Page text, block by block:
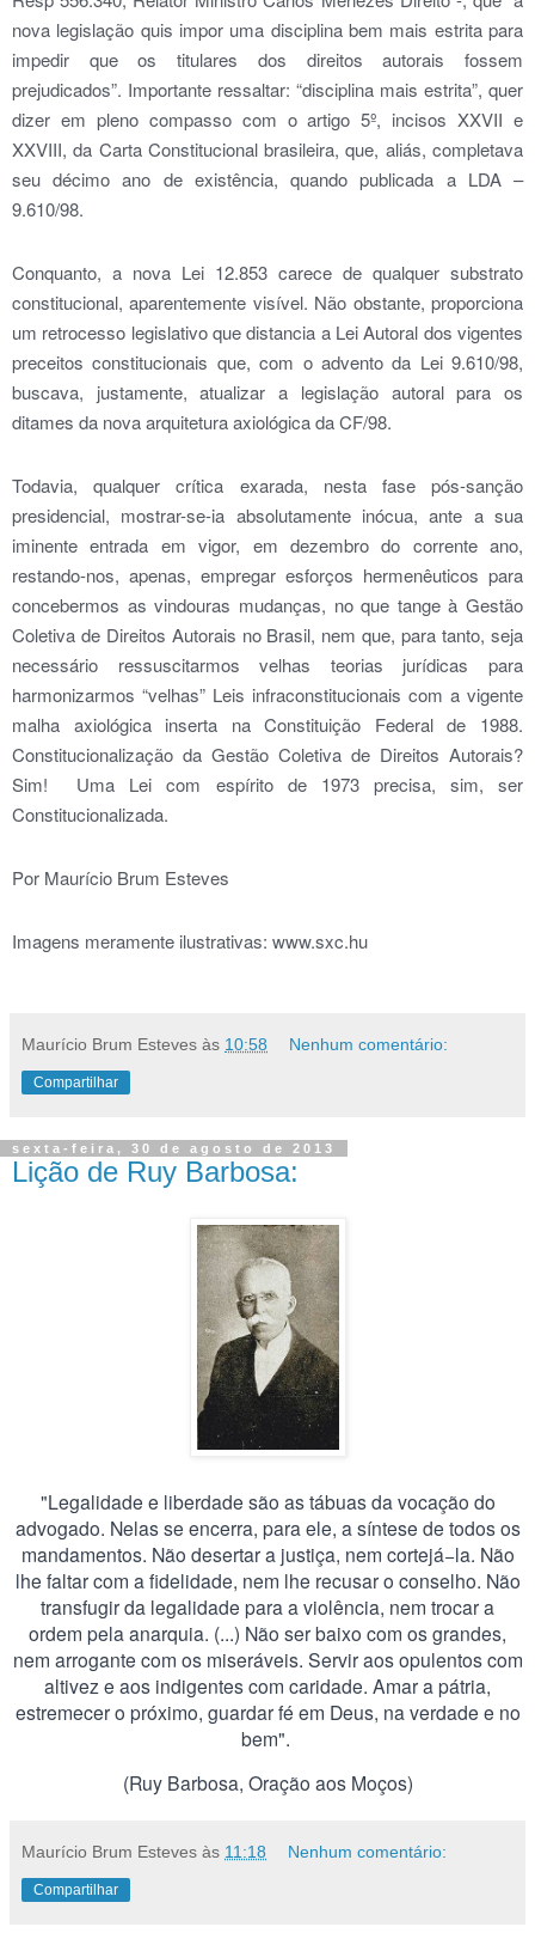
nova legislação quis impor uma disciplina bem mais estrita para
impedir que os titulares dos direitos autorais fossem
prejudicados”. Importante ressaltar: “disciplina mais estrita”, quer
dizer em pleno compasso com o artigo 5º, incisos XXVII e
XXVIII, da Carta Constitucional brasileira, que, aliás, completava
seu décimo ano de existência, quando publicada a LDA –
9.610/98.
Conquanto, a nova Lei 12.853 carece de qualquer substrato
constitucional, aparentemente visível. Não obstante, proporciona
um retrocesso legislativo que distancia a Lei Autoral dos vigentes
preceitos constitucionais que, com o advento da Lei 9.610/98,
buscava, justamente, atualizar a legislação autoral para os
ditames da nova arquitetura axiológica da CF/98.
Todavia, qualquer crítica exarada, nesta fase pós-sanção
presidencial, mostrar-se-ia absolutamente inócua, ante a sua
iminente entrada em vigor, em dezembro do corrente ano,
restando-nos, apenas, empregar esforços hermenêuticos para
concebermos as vindouras mudanças, no que tange à Gestão
Coletiva de Direitos Autorais no Brasil, nem que, para tanto, seja
necessário ressuscitarmos velhas teorias jurídicas para
harmonizarmos “velhas” Leis infraconstitucionais com a vigente
malha axiológica inserta na Constituição Federal de 1988.
Constitucionalização da Gestão Coletiva de Direitos Autorais?
Sim! Uma Lei com espírito de 1973 precisa, sim, ser
Constitucionalizada.
Por Maurício Brum Esteves
Imagens meramente ilustrativas: www.sxc.hu
Maurício Brum Esteves às 10:58 Nenhum comentário:
Compartilhar
sexta-feira, 30 de agosto de 2013
Lição de Ruy Barbosa:
"Legalidade e liberdade são as tábuas da vocação do
advogado. Nelas se encerra, para ele, a síntese de todos os
mandamentos. Não desertar a justiça, nem cortejá−la. Não
lhe faltar com a fidelidade, nem lhe recusar o conselho. Não
transfugir da legalidade para a violência, nem trocar a
ordem pela anarquia. (...) Não ser baixo com os grandes,
nem arrogante com os miseráveis. Servir aos opulentos com
altivez e aos indigentes com caridade. Amar a pátria,
estremecer o próximo, guardar fé em Deus, na verdade e no
bem".
(Ruy Barbosa, Oração aos Moços)
Maurício Brum Esteves às 11:18 Nenhum comentário:
Compartilhar